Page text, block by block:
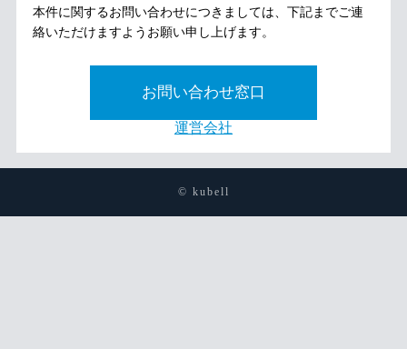
本件に関するお問い合わせにつきましては、下記までご連
絡いただけますようお願い申し上げます。
お問い合わせ窓口
運営会社
© kubell